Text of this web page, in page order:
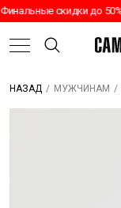
скидки до 50%
НАЗАД / МУЖЧИНАМ /